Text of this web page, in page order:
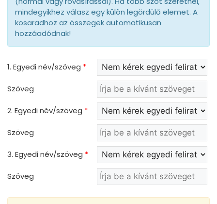
mindegyikhez válasz egy külön legördülő elemet. A
kosaradhoz az összegek automatikusan
hozzáadódnak!
1. Egyedi név/szöveg *
Szöveg
2. Egyedi név/szöveg *
Szöveg
3. Egyedi név/szöveg *
Szöveg